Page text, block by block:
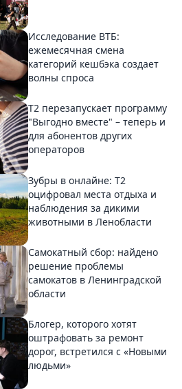
Исследование ВТБ:
ежемесячная смена
категорий кешбэка создает
волны спроса
Т2 перезапускает программу
"Выгодно вместе" – теперь и
для абонентов других
операторов
Зубры в онлайне: Т2
оцифровал места отдыха и
наблюдения за дикими
животными в Ленобласти
Самокатный сбор: найдено
решение проблемы
самокатов в Ленинградской
области
Блогер, которого хотят
оштрафовать за ремонт
дорог, встретился с «Новыми
людьми»